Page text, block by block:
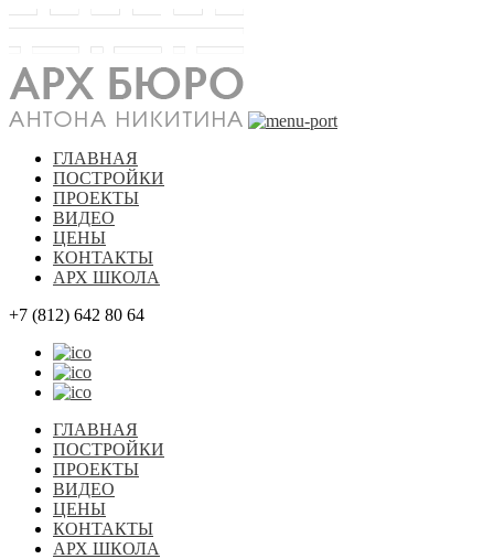
ГЛАВНАЯ
ПОСТРОЙКИ
ПРОЕКТЫ
ВИДЕО
ЦЕНЫ
КОНТАКТЫ
АРХ ШКОЛА
+7 (812) 642 80 64
ГЛАВНАЯ
ПОСТРОЙКИ
ПРОЕКТЫ
ВИДЕО
ЦЕНЫ
КОНТАКТЫ
АРХ ШКОЛА